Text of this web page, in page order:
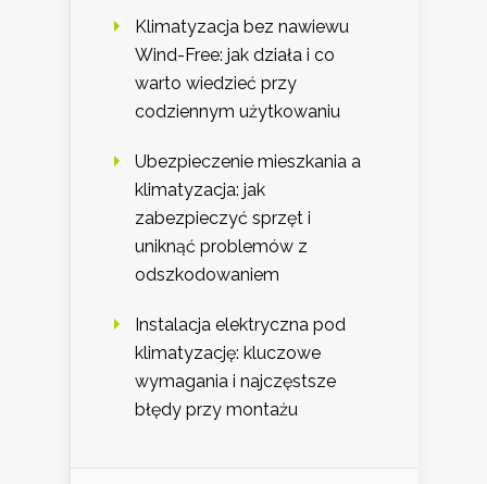
Klimatyzacja bez nawiewu
Wind-Free: jak działa i co
warto wiedzieć przy
codziennym użytkowaniu
Ubezpieczenie mieszkania a
klimatyzacja: jak
zabezpieczyć sprzęt i
uniknąć problemów z
odszkodowaniem
Instalacja elektryczna pod
klimatyzację: kluczowe
wymagania i najczęstsze
błędy przy montażu